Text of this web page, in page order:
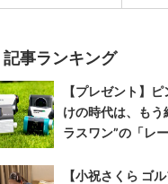
記事ランキング
【プレゼント】
けの時代は、も
ラスワン”の「レ
【小祝さくら ゴ